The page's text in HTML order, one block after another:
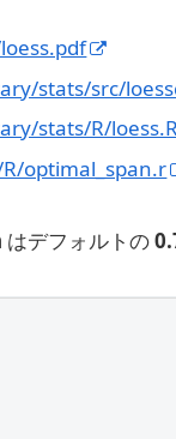
stats/src/
stats/R/loess.R
optimal_span.r
はデフォルトの